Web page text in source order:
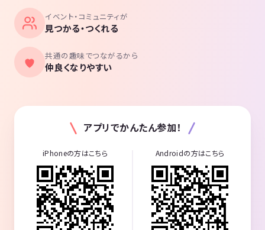
イベント・コミュニティが
見つかる・つくれる
共通の趣味でつながるから
仲良くなりやすい
アプリでかんたん参加！
iPhoneの方はこちら Androidの方はこちら